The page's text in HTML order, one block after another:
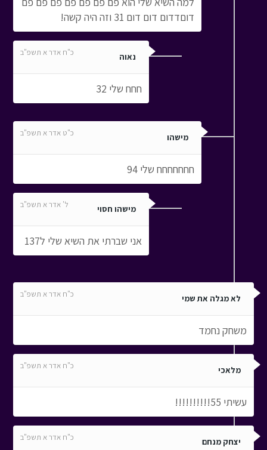
דוםדדום דום דום 31 וזה היה קשה!
נאוה כ"ח אדר א תשפ"ב
חחח שלי 32
מישהו כ"ט אדר א תשפ"ב
חחחחחחח שלי 94
מישהו חסוי ל' אדר א תשפ"ב
אני שברתי את השיא שלי ל137
לא מגלה את שמי כ"ח אדר א תשפ"ב
משחק נחמד
מלאכי כ"ח אדר א תשפ"ב
עשיתי 55!!!!!!!!!!
יצחק מנחם כ"ח אדר א תשפ"ב